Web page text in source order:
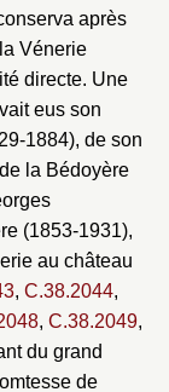
après
Vénerie
directe. Une
eus son
1884), de son
la Bédoyère
(1853-1931),
au château
, C.38.2044,
, C.38.2049,
du grand
de